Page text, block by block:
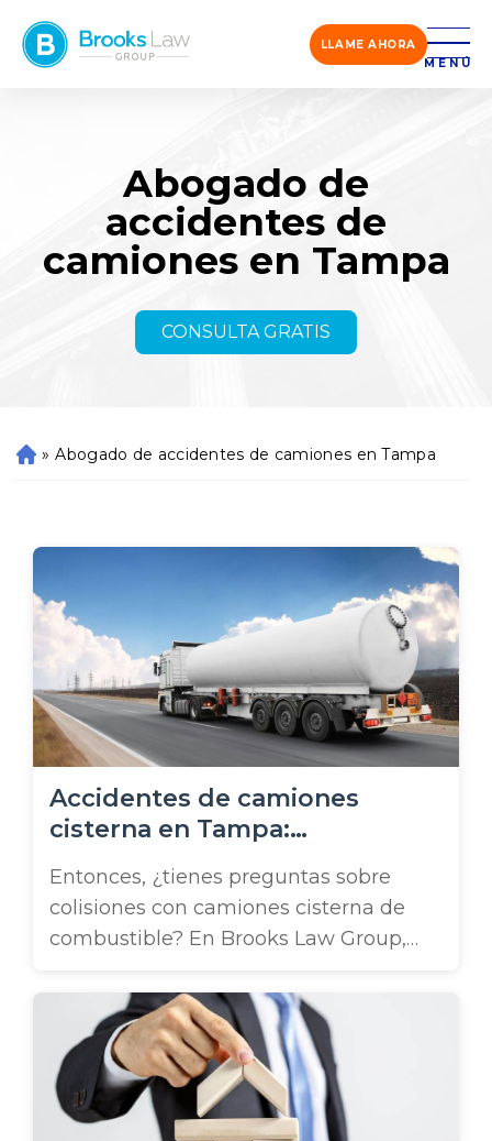
LLAME AHORA
MENÚ
Abogado de
accidentes de
camiones en Tampa
CONSULTA GRATIS
Ini » Abogado de accidentes de camiones en Tampa
Accidentes de camiones
cisterna en Tampa:
de accidentes de camiones
Entonces, ¿tienes preguntas sobre
colisiones con camiones cisterna de
combustible? En Brooks Law Group,
accidentes de camiones en Tampa listo
para opinar. Los accidentes con
camiones cisterna de combustible
están entre las colisiones más
devastadoras que ocurren en las